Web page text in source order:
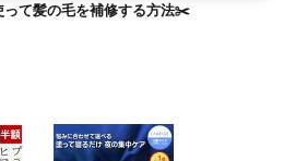
って髪の毛を補修する方法✂️